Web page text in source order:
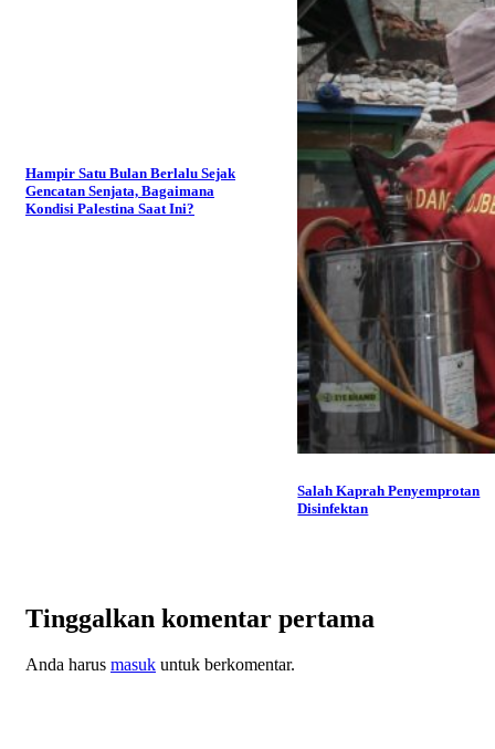
Hampir Satu Bulan Berlalu Sejak
Gencatan Senjata, Bagaimana
Kondisi Palestina Saat Ini?
Salah Kaprah Penyemprotan
Disinfektan
Tinggalkan komentar pertama
Anda harus masuk untuk berkomentar.